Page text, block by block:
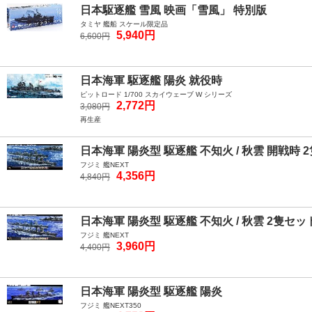
日本駆逐艦 雪風 映画「雪風」 特別版
タミヤ 艦船 スケール限定品
6,600円 5,940円
日本海軍 駆逐艦 陽炎 就役時
ピットロード 1/700 スカイウェーブ W シリーズ
3,080円 2,772円
再生産
日本海軍 陽炎型 駆逐艦 不知火 / 秋雲 開戦時 2
フジミ 艦NEXT
4,840円 4,356円
日本海軍 陽炎型 駆逐艦 不知火 / 秋雲 2隻セッ
フジミ 艦NEXT
4,400円 3,960円
日本海軍 陽炎型 駆逐艦 陽炎
フジミ 艦NEXT350